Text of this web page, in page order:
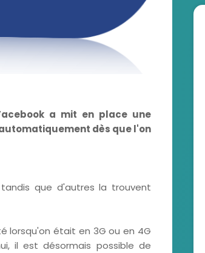
a mit en place une
dès que l'on
que d'autres la trouvent
lorsqu'on était en 3G ou en 4G
il est désormais possible de